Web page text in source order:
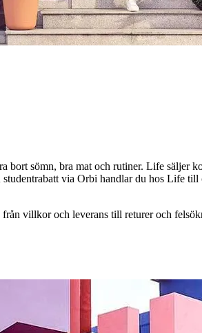
bort sömn, bra mat och rutiner. Life säljer
via Orbi handlar du hos Life
villkor och leverans till returer och